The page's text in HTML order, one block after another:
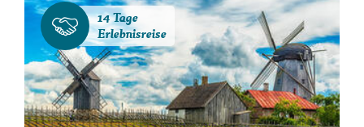
14 Tage
Erlebnisreise